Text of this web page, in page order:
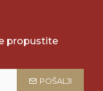
propustite
POŠALJI